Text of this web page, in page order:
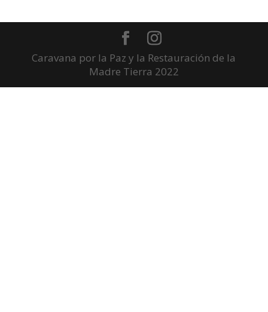
Caravana por la Paz y la Restauración de la
Madre Tierra 2022